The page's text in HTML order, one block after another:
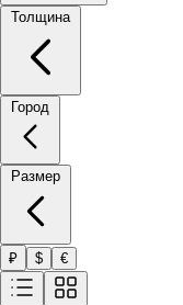
₽ $ €